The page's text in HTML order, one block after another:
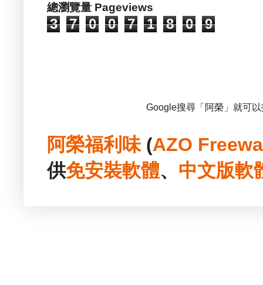
總瀏覽量 Pageviews
3 7 0 0 7 1 8 0 9
Google搜尋「阿榮」就可
阿榮福利味(AZO
供免安裝軟體、 中文版軟